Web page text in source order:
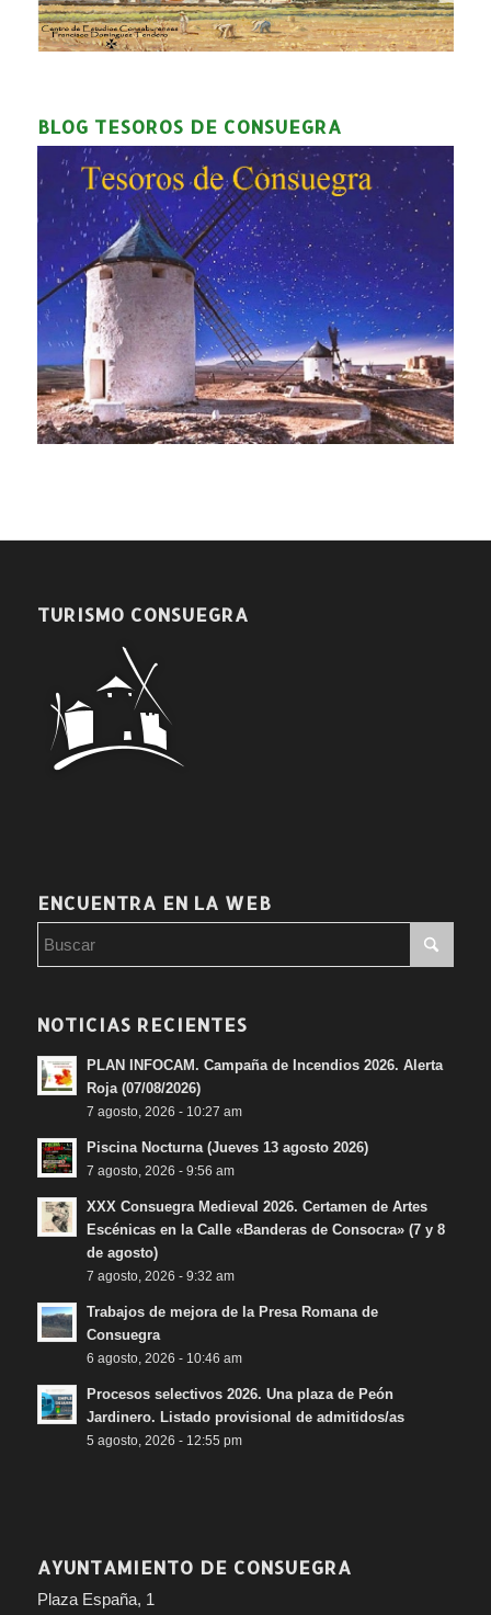
BLOG TESOROS DE CONSUEGRA
TURISMO CONSUEGRA
ENCUENTRA EN LA WEB
NOTICIAS RECIENTES
PLAN INFOCAM. Campaña de Incendios 2026. Alerta
Roja (07/08/2026)
7 agosto, 2026 - 10:27 am
Piscina Nocturna (Jueves 13 agosto 2026)
7 agosto, 2026 - 9:56 am
XXX Consuegra Medieval 2026. Certamen de Artes
Escénicas en la Calle «Banderas de Consocra» (7 y 8
de agosto)
7 agosto, 2026 - 9:32 am
Trabajos de mejora de la Presa Romana de
Consuegra
6 agosto, 2026 - 10:46 am
Procesos selectivos 2026. Una plaza de Peón
Jardinero. Listado provisional de admitidos/as
5 agosto, 2026 - 12:55 pm
AYUNTAMIENTO DE CONSUEGRA
Plaza España, 1